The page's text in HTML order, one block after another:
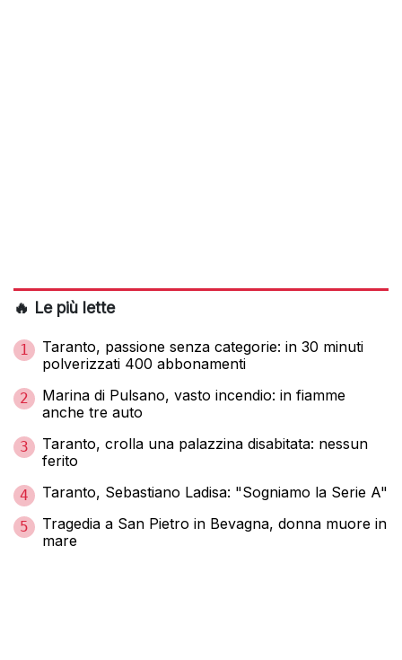
🔥 Le più lette
1
Taranto, passione senza categorie: in 30 minuti
polverizzati 400 abbonamenti
2
Marina di Pulsano, vasto incendio: in fiamme
anche tre auto
3
Taranto, crolla una palazzina disabitata: nessun
ferito
4 Taranto, Sebastiano Ladisa: "Sogniamo la Serie A"
5
Tragedia a San Pietro in Bevagna, donna muore in
mare